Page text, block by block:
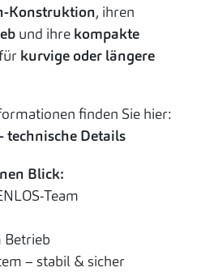
Konstruktion, ihren
und ihre kompakte
kurvige oder längere
finden Sie hier:
Details
Blick:
Team
– stabil & sicher